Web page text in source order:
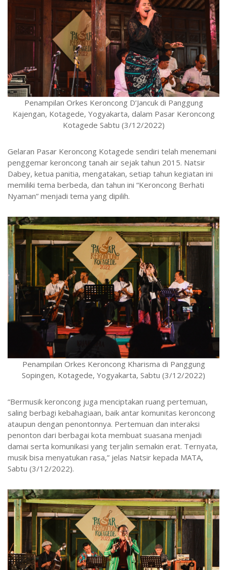
Penampilan Orkes Keroncong D’Jancuk di Panggung
Kajengan, Kotagede, Yogyakarta, dalam Pasar Keroncong
Kotagede Sabtu (3/12/2022)
Gelaran Pasar Keroncong Kotagede sendiri telah menemani
penggemar keroncong tanah air sejak tahun 2015. Natsir
Dabey, ketua panitia, mengatakan, setiap tahun kegiatan ini
memiliki tema berbeda, dan tahun ini “Keroncong Berhati
Nyaman” menjadi tema yang dipilih.
Penampilan Orkes Keroncong Kharisma di Panggung
Sopingen, Kotagede, Yogyakarta, Sabtu (3/12/2022)
“Bermusik keroncong juga menciptakan ruang pertemuan,
saling berbagi kebahagiaan, baik antar komunitas keroncong
ataupun dengan penontonnya. Pertemuan dan interaksi
penonton dari berbagai kota membuat suasana menjadi
damai serta komunikasi yang terjalin semakin erat. Ternyata,
musik bisa menyatukan rasa,” jelas Natsir kepada MATA,
Sabtu (3/12/2022).